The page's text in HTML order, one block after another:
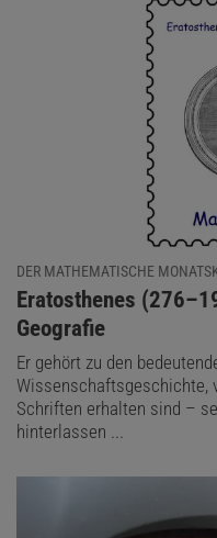
DER MATHEMATISCHE
:
Eratosthenes
Geografie
Er gehört zu den
Wissenschaftsgeschichte,
Schriften erhalten sind –
hinterlassen ...